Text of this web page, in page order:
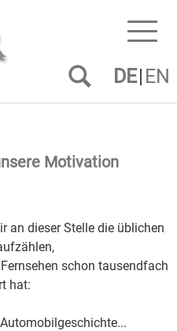
DE EN
Motivation
an dieser Stelle die üblichen
schon tausendfach
hat: